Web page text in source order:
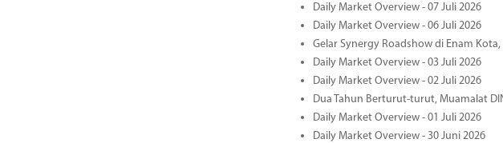
Daily Market Overview - 07 Juli 2026
Daily Market Overview - 06 Juli 2026
Gelar Synergy Roadshow di Enam
Daily Market Overview - 03 Juli 2026
Daily Market Overview - 02 Juli 2026
Dua Tahun Berturut-turut, Muamalat
Daily Market Overview - 01 Juli 2026
Daily Market Overview - 30 Juni 2026